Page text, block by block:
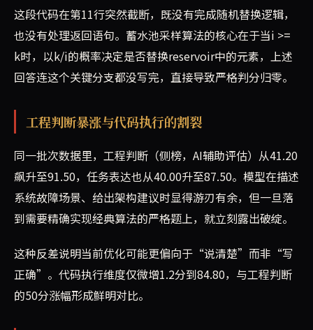
这段代码在第11行突然截断，既没有完成随机替换逻辑，
也没有处理返回语句。蓄水池采样算法的核心在于当i >=
k时，以k/i的概率决定是否替换reservoir中的元素，上述
回答连这个关键分支都没写完，直接导致严格判分归零。
工程判断暴涨与代码执行的割裂
同一批次数据里，工程判断（侧榜，AI辅助评估）从41.20
飙升至91.50，任务表达也从40.00升至87.50。模型在描述
系统故障场景、给出架构建议时显得游刃有余，但一旦落
到需要精确实现经典算法的严格题上，就立刻露出破绽。
这种反差说明当前优化可能更偏向于“说清楚”而非“写
正确”。代码执行维度仅微增1.2分到84.80，与工程判断
的50分涨幅形成鲜明对比。